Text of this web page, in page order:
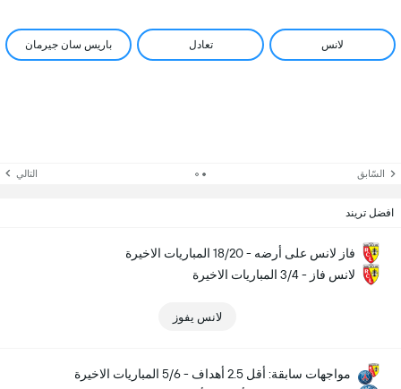
لانس تعادل باريس سان جيرمان
السّابق التالي
افضل تريند
فاز لانس على أرضه - 18/20 المباريات الاخيرة
لانس فاز - 3/4 المباريات الاخيرة
لانس يفوز
مواجهات سابقة: أقل 2.5 أهداف - 5/6 المباريات الاخيرة